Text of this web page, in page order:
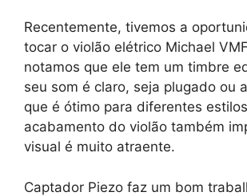
Recentemente, tivemos a
tocar o violão elétrico Michael
notamos que ele tem um timbre
seu som é claro, seja plugado ou
que é ótimo para diferentes
acabamento do violão também
visual é muito atraente.
Captador Piezo faz um bom